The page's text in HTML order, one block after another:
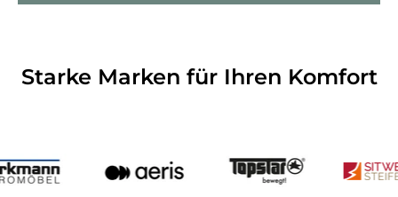
Starke Marken für Ihren Komfort